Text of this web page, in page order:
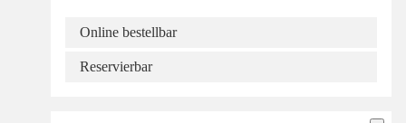
Online bestellbar
Reservierbar